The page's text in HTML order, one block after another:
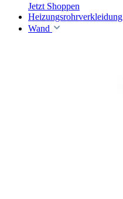
Jetzt Shoppen
Heizungsrohrverkleidung
Wand